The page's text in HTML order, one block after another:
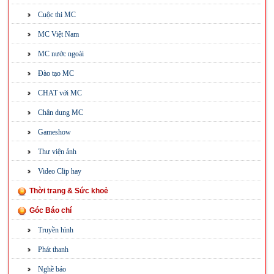
Cuộc thi MC
MC Việt Nam
MC nước ngoài
Đào tạo MC
CHAT với MC
Chân dung MC
Gameshow
Thư viện ảnh
Video Clip hay
Thời trang & Sức khoẻ
Góc Báo chí
Truyền hình
Phát thanh
Nghề báo